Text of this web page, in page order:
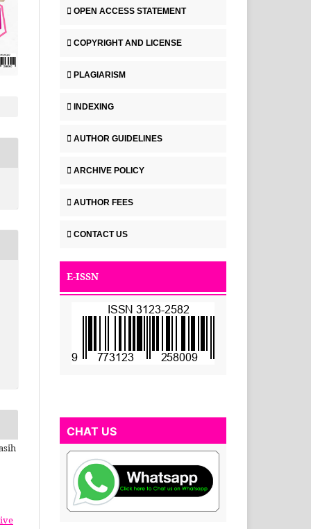
OPEN ACCESS STATEMENT
COPYRIGHT AND LICENSE
PLAGIARISM
INDEXING
AUTHOR GUIDELINES
ARCHIVE POLICY
AUTHOR FEES
CONTACT US
E-ISSN
CHAT US